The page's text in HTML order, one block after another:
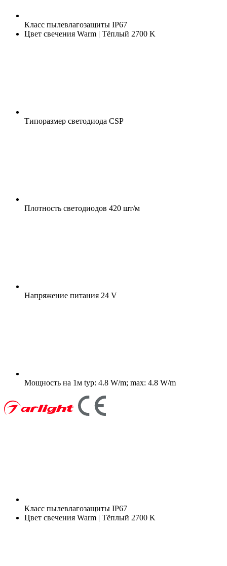
Класс пылевлагозащиты IP67
Цвет свечения Warm | Тёплый 2700 K
Типоразмер светодиода CSP
Плотность светодиодов 420 шт/м
Напряжение питания 24 V
Мощность на 1м typ: 4.8 W/m; max: 4.8 W/m
Класс пылевлагозащиты IP67
Цвет свечения Warm | Тёплый 2700 K